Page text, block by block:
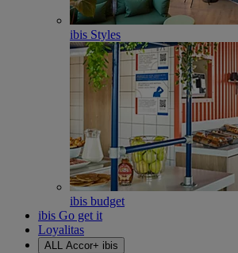
ibis Styles
ibis budget
ibis Go get it
Loyalitas
ALL Accor+ ibis